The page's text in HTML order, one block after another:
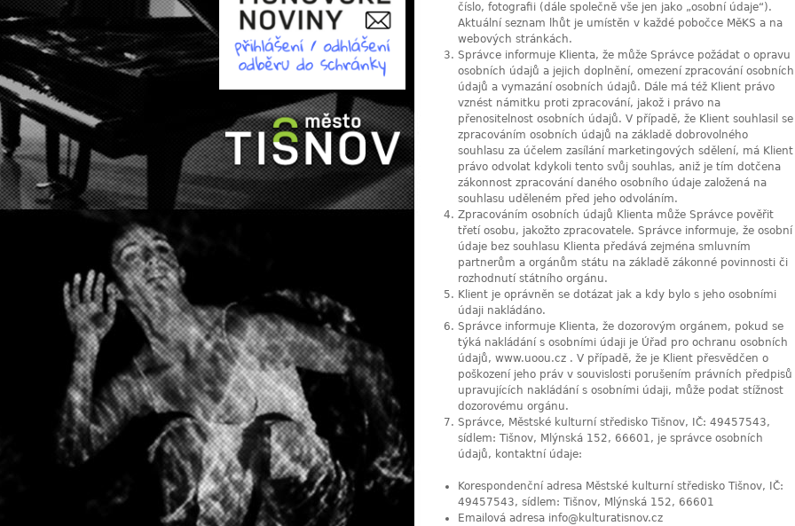
číslo, fotografii (dále společně vše jen jako „osobní údaje“).
Aktuální seznam lhůt je umístěn v každé pobočce MěKS a na
webových stránkách.
Správce informuje Klienta, že může Správce požádat o opravu
osobních údajů a jejich doplnění, omezení zpracování osobních
údajů a vymazání osobních údajů. Dále má též Klient právo
vznést námitku proti zpracování, jakož i právo na
přenositelnost osobních údajů. V případě, že Klient souhlasil se
zpracováním osobních údajů na základě dobrovolného
souhlasu za účelem zasílání marketingových sdělení, má Klient
právo odvolat kdykoli tento svůj souhlas, aniž je tím dotčena
zákonnost zpracování daného osobního údaje založená na
souhlasu uděleném před jeho odvoláním.
Zpracováním osobních údajů Klienta může Správce pověřit
třetí osobu, jakožto zpracovatele. Správce informuje, že osobní
údaje bez souhlasu Klienta předává zejména smluvním
partnerům a orgánům státu na základě zákonné povinnosti či
rozhodnutí státního orgánu.
Klient je oprávněn se dotázat jak a kdy bylo s jeho osobními
údaji nakládáno.
Správce informuje Klienta, že dozorovým orgánem, pokud se
týká nakládání s osobními údaji je Úřad pro ochranu osobních
údajů, www.uoou.cz . V případě, že je Klient přesvědčen o
poškození jeho práv v souvislosti porušením právních předpisů
upravujících nakládání s osobními údaji, může podat stížnost
dozorovému orgánu.
Správce, Městské kulturní středisko Tišnov, IČ: 49457543,
sídlem: Tišnov, Mlýnská 152, 66601, je správce osobních
údajů, kontaktní údaje:
Korespondenční adresa Městské kulturní středisko Tišnov, IČ:
49457543, sídlem: Tišnov, Mlýnská 152, 66601
Emailová adresa info@kulturatisnov.cz